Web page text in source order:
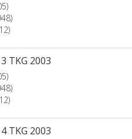
TKG 2003
TKG 2003